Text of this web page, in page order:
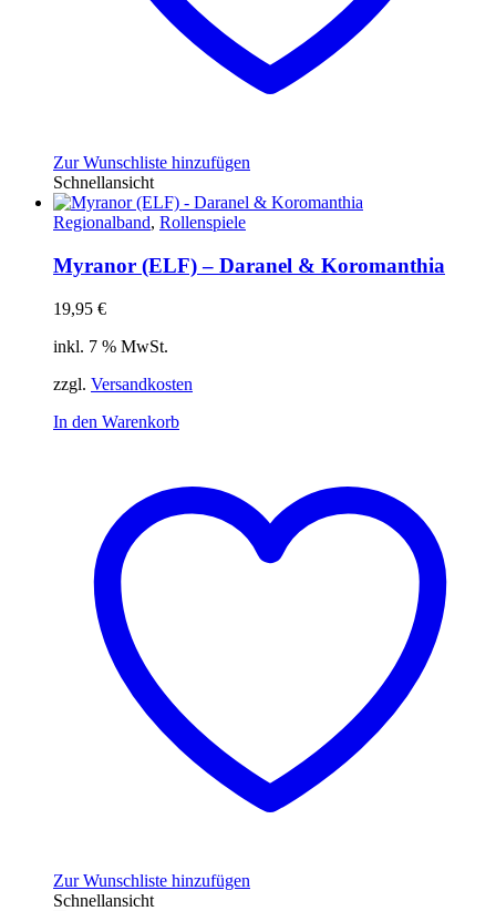
Zur Wunschliste hinzufügen
Schnellansicht
Regionalband, Rollenspiele
Myranor (ELF) – Daranel & Koromanthia
19,95 €
inkl. 7 % MwSt.
zzgl. Versandkosten
In den Warenkorb
Zur Wunschliste hinzufügen
Schnellansicht